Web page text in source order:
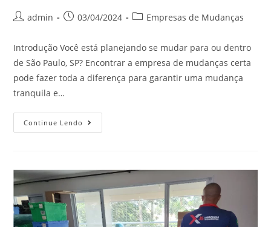
admin 03/04/2024 Empresas de Mudanças
Introdução Você está planejando se mudar para ou dentro
de São Paulo, SP? Encontrar a empresa de mudanças certa
pode fazer toda a diferença para garantir uma mudança
tranquila e…
Continue Lendo